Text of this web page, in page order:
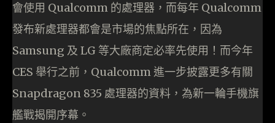
會使用 Qualcomm 的處理器，而每年 Qualcomm
發布新處理器都會是市場的焦點所在，因為
Samsung 及 LG 等大廠商定必率先使用！而今年
CES 舉行之前，Qualcomm 進一步披露更多有關
Snapdragon 835 處理器的資料，為新一輪手機旗
艦戰揭開序幕。